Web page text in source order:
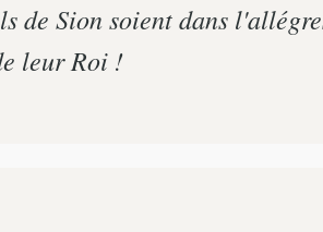
de Sion soient dans
leur Roi !